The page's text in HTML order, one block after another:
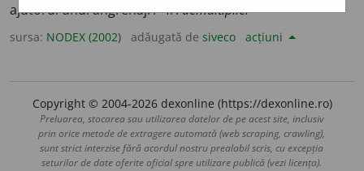
ajutorul unui angrenaj. /<fr.démultiplier
sursa: NODEX (2002) adăugată de siveco acțiuni
Copyright © 2004-2026 dexonline (https://dexonline.ro)
Preluarea, stocarea sau utilizarea datelor de pe acest site, inclusiv
prin orice metode de extragere automată (web scraping, crawling),
sunt strict interzise fără acordul nostru prealabil scris, cu excepția
seturilor de date oferite oficial spre utilizare publică (vezi licența).